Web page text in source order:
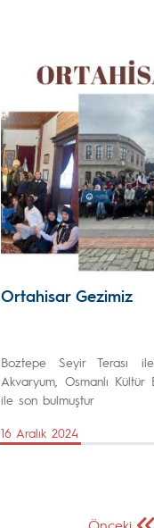
Ortahisar Gezimiz
Boztepe Seyir Terası
Akvaryum, Osmanlı
ile son bulmuştur
16 Aralık 2024